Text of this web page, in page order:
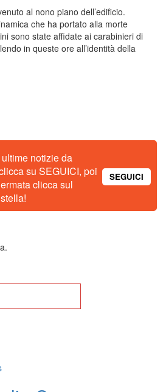
al nono piano dell’edificio.
che ha portato alla morte
sono state affidate ai carabinieri di
in queste ore all’identità della
notizie da
su SEGUICI, poi
clicca sul
SEGUICI